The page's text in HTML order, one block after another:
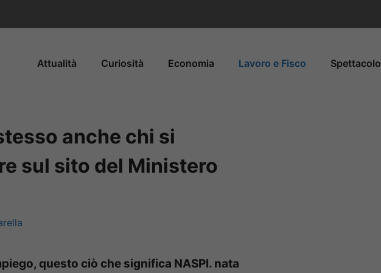
Attualità Curiosità Economia Lavoro e Fisco Spettacolo
anche chi si
sul sito del Ministero
questo ciò che significa NASPI. nata